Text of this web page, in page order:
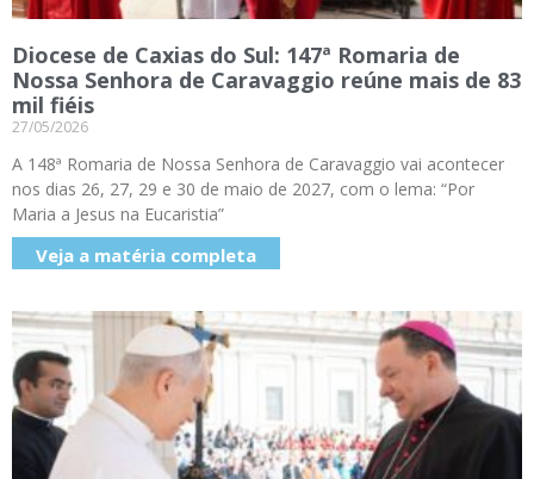
Diocese de Caxias do Sul: 147ª Romaria de
Nossa Senhora de Caravaggio reúne mais de 83
mil fiéis
27/05/2026
A 148ª Romaria de Nossa Senhora de Caravaggio vai acontecer
nos dias 26, 27, 29 e 30 de maio de 2027, com o lema: “Por
Maria a Jesus na Eucaristia”
Veja a matéria completa